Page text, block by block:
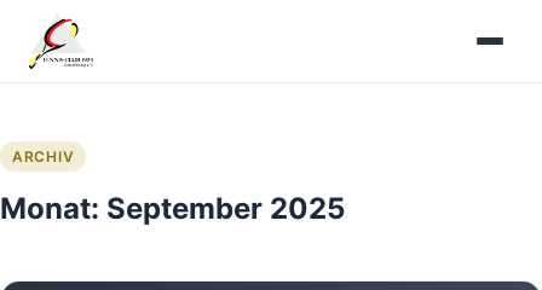
Inhalt
springen
ARCHIV
Monat: September 2025